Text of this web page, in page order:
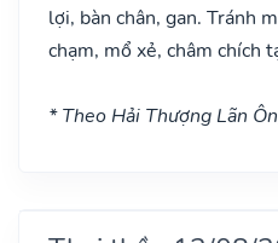
lợi, bàn chân, gan. Tránh
chạm, mổ xẻ, châm chích
* Theo Hải Thượng Lãn